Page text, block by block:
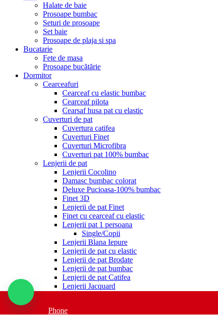
Halate de baie
Prosoape bumbac
Seturi de prosoape
Set baie
Prosoape de plaja si spa
Bucatarie
Fete de masa
Prosoape bucătărie
Dormitor
Cearceafuri
Cearceaf cu elastic bumbac
Cearceaf pilota
Cearsaf husa pat cu elastic
Cuverturi de pat
Cuvertura catifea
Cuverturi Finet
Cuverturi Microfibra
Cuverturi pat 100% bumbac
Lenjerii de pat
Lenjerii Cocolino
Damasc bumbac colorat
Deluxe Pucioasa-100% bumbac
Finet 3D
Lenjerii de pat Finet
Finet cu cearceaf cu elastic
Lenjerii pat 1 persoana
Single/Copii
Lenjerii Blana Iepure
Lenjerii de pat cu elastic
Lenjerii de pat Brodate
Lenjerii de pat bumbac
Lenjerii de pat Catifea
Lenjerii Jacquard
Lenjerii de Lux
Phone